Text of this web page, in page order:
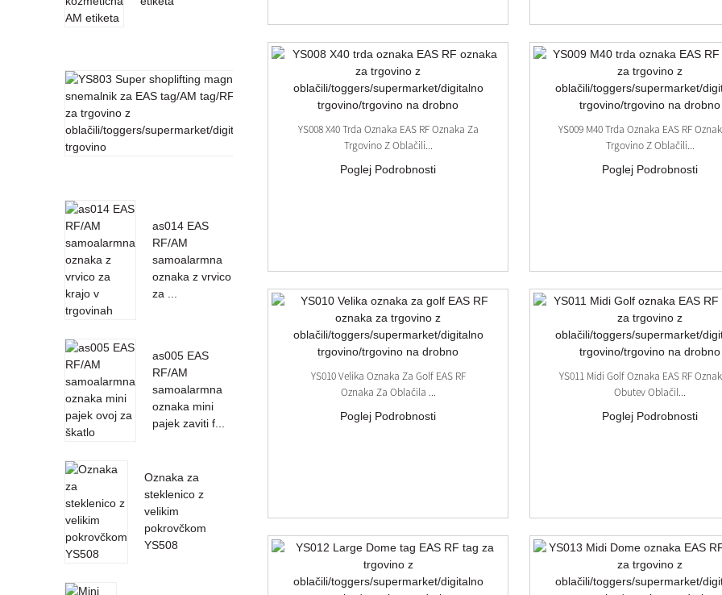
YS803
magnetni
snemalnik
as014 EAS
RF/AM
samoalarmna
oznaka z vrvico
za ...
as005 EAS
RF/AM
samoalarmna
oznaka mini
pajek zaviti f...
Oznaka za
steklenico z
velikim
pokrovčkom
YS508
YS008 X40 Trda Oznaka EAS RF Oznaka Za
Trgovino Z Oblačili...
Poglej Podrobnosti
YS009 M40 Trda Oznaka EAS RF
Trgovino Z Oblačili...
Poglej Podrobnosti
YS010 Velika Oznaka Za Golf EAS RF
Oznaka Za Oblačila ...
Poglej Podrobnosti
YS011 Midi Golf Oznaka EAS RF
Obutev Oblačil...
Poglej Podrobnosti